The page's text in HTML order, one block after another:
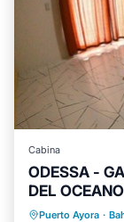
Cabina
ODESSA -
DEL
Puerto Ayora ·
Aire